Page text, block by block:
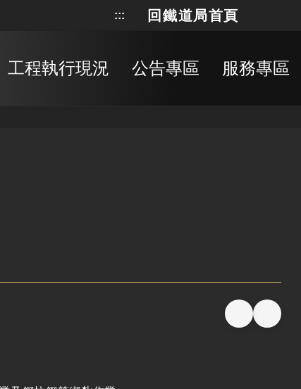
::: 回鐵道局首頁
工程執行現況 公告專區 服務專區